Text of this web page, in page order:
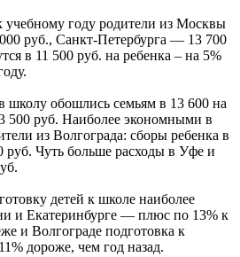
учебному году родители из Москвы
руб., Санкт-Петербурга — 13 700
в 11 500 руб. на ребенка – на 5%
школу обошлись семьям в 13 600 на
500 руб. Наиболее экономными в
из Волгограда: сборы ребенка в
руб. Чуть больше расходы в Уфе и
детей к школе наиболее
и Екатеринбурге — плюс по 13% к
и Волгограде подготовка к
дороже, чем год назад.